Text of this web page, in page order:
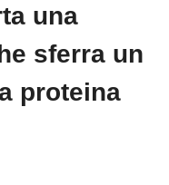
una
sferra un
proteina